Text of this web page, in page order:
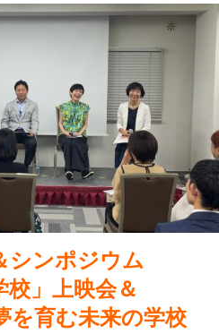
シンポジウム
校」上映会＆
を育む未来の学校